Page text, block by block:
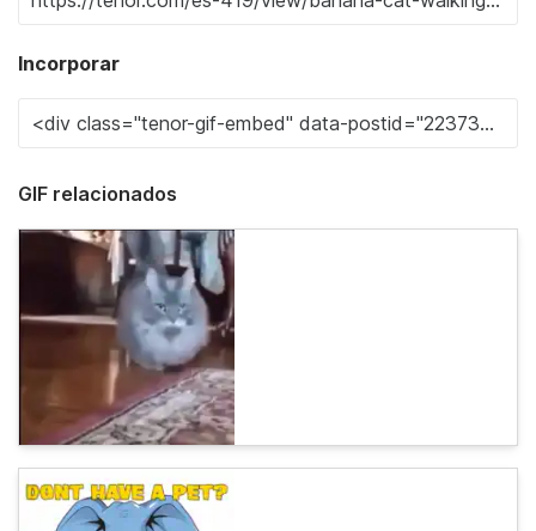
Incorporar
GIF relacionados